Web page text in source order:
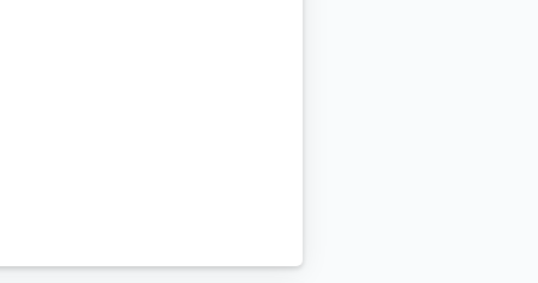
Gutscheine, uvm.